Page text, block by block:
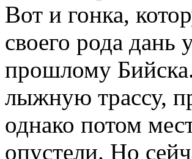
Вот и гонка,
своего рода
прошлому
лыжную трассу,
однако потом
опустели. Но